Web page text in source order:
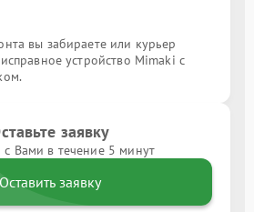
вы забираете или курьер
устройство Mimaki с
заявку
с Вами в течение 5 минут
Оставить заявку